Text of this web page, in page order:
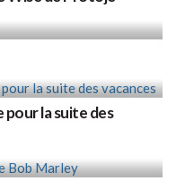
pour la suite des